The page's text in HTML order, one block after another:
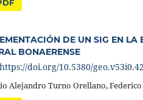
DE UN SIG EN LA
BONAERENSE
https://doi.org/10.5380/
Alejandro Turno Orellano,